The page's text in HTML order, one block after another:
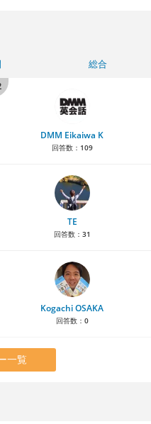
総合
DMM Eikaiwa K
回答数： 109
TE
回答数： 31
Kogachi OSAKA
回答数： 0
一覧